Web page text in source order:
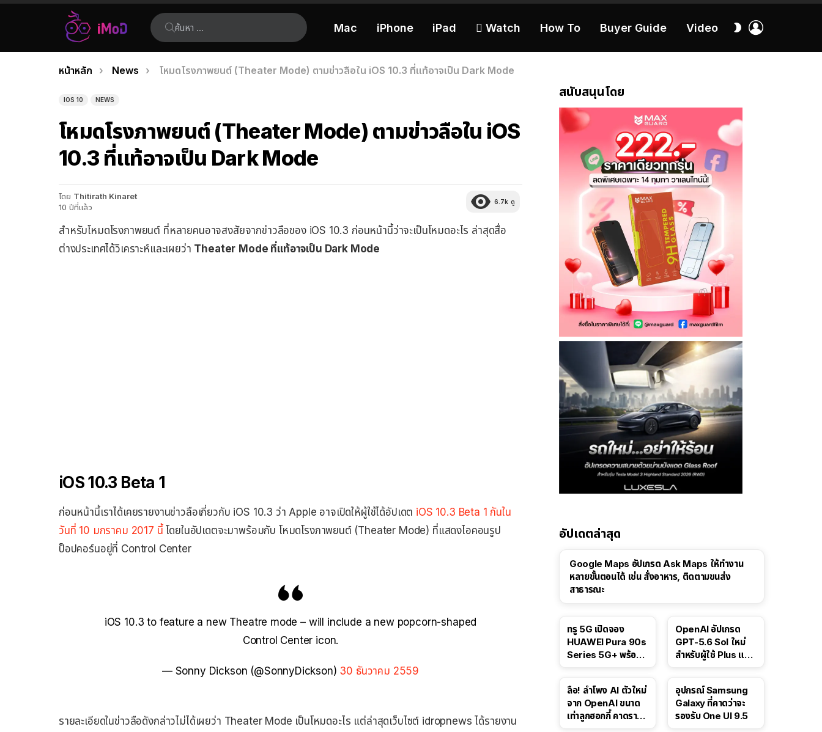
ค้นหา:
Mac iPhone iPad  Watch How To Buyer Guide Video
สลับ
เรื่อง
ล่าสุด
คุณอยู่ที่นี่:
หน้าหลัก News โหมดโรงภาพยนต์ (Theater Mode) ตามข่าวลือใน iOS 10.3 ที่แท้อาจเป็น Dark Mode
IOS 10 NEWS
โหมดโรงภาพยนต์ (Theater Mode) ตามข่าวลือใน iOS
10.3 ที่แท้อาจเป็น Dark Mode
โดย Thitirath Kinaret
10 ปีที่แล้ว
6.7k ดู
สำหรับโหมดโรงภาพยนต์ ที่หลายคนอาจสงสัยจากข่าวลือของ iOS 10.3 ก่อนหน้านี้ว่าจะเป็นโหมดอะไร ล่าสุดสื่อ
ต่างประเทศได้วิเคราะห์และเผยว่า Theater Mode ที่แท้อาจเป็น Dark Mode
iOS 10.3 Beta 1
ก่อนหน้านี้เราได้เคยรายงานข่าวลือเกี่ยวกับ iOS 10.3 ว่า Apple อาจเปิดให้ผู้ใช้ได้อัปเดต iOS 10.3 Beta 1 กันใน
วันที่ 10 มกราคม 2017 นี้ โดยในอัปเดตจะมาพร้อมกับ โหมดโรงภาพยนต์ (Theater Mode) ที่แสดงไอคอนรูป
ป็อปคอร์นอยู่ที่ Control Center
iOS 10.3 to feature a new Theatre mode – will include a new popcorn-shaped
Control Center icon.
— Sonny Dickson (@SonnyDickson) 30 ธันวาคม 2559
รายละเอียดในข่าวลือดังกล่าวไม่ได้เผยว่า Theater Mode เป็นโหมดอะไร แต่ล่าสุดเว็บไซต์ idropnews ได้รายงาน
สนับสนุนโดย
อัปเดตล่าสุด
Google Maps อัปเกรด Ask Maps ให้ทำงาน
หลายขั้นตอนได้ เช่น สั่งอาหาร, ติดตามขนส่ง
สาธารณะ
ทรู 5G เปิดจอง
HUAWEI Pura 90s
Series 5G+ พร้อม
OpenAI อัปเกรด
GPT-5.6 Sol ใหม่
สำหรับผู้ใช้ Plus และ
ลือ! ลำโพง AI ตัวใหม่
จาก OpenAI ขนาด
เท่าลูกฮอกกี้ คาดราคา
อุปกรณ์ Samsung
Galaxy ที่คาดว่าจะ
รองรับ One UI 9.5